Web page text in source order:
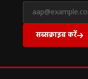
सब्सक्राइब करें